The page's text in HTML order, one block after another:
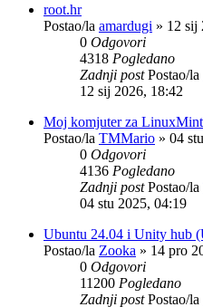
root.hr
Postao/la amardugi » 12 sij
0 Odgovori
4318 Pogledano
Zadnji postPostao/la
12 sij 2026, 18:42
Moj komjuter za LinuxMint
Postao/la TMMario » 04
0 Odgovori
4136 Pogledano
Zadnji postPostao/la
04 stu 2025, 04:19
Ubuntu 24.04 i Unity hub
Postao/la Zooka » 14 pro
0 Odgovori
11200 Pogledano
Zadnji postPostao/la